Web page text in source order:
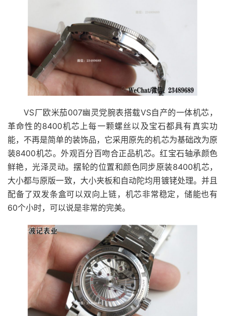
VS厂欧米茄007幽灵党腕表搭载VS自产的一体机芯，
革命性的8400机芯上每一颗螺丝以及宝石都具有真实功
能，不再是简单的装饰品，它采用原先的机芯为基础改为原
装8400机芯。外观百分百吻合正品机芯。红宝石轴承颜色
鲜艳，光泽灵动。摆轮的位置和颜色同步原装8400机芯，
大小都与原版一致，大小夹板和自动陀均用镀铑处理。并且
配备了双发条盒可以双向上链，机芯非常稳定，储能也有
60个小时，可以说是非常的完美。